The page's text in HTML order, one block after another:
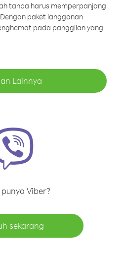
tanpa harus memperpanjang
paket langganan
pada panggilan yang
Lainnya
Viber?
sekarang